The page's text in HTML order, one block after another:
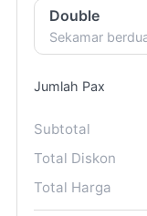
Double
Sekamar
Jumlah Pax
Subtotal
Total Diskon
Total Harga